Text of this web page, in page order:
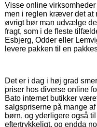
Visse online
men i reglen kræver det at
øvrigt bør man udvælge
fragt, som i de fleste
Esbjerg, Odder eller
levere pakken til en
Det er i dag i høj grad
priser hos diverse online
Bato internet butikker
salgspriserne på mange
børn, og yderligere også
eftertrykkeligt, og endda